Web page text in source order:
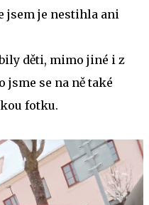
jsem je nestihla ani
děti, mimo jiné i z
jsme se na ně také
fotku.